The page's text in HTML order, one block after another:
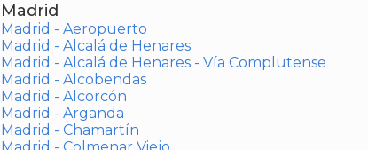
Madrid
Madrid - Aeropuerto
Madrid - Alcalá de Henares
Madrid - Alcalá de Henares - Vía Complutense
Madrid - Alcobendas
Madrid - Alcorcón
Madrid - Arganda
Madrid - Chamartín